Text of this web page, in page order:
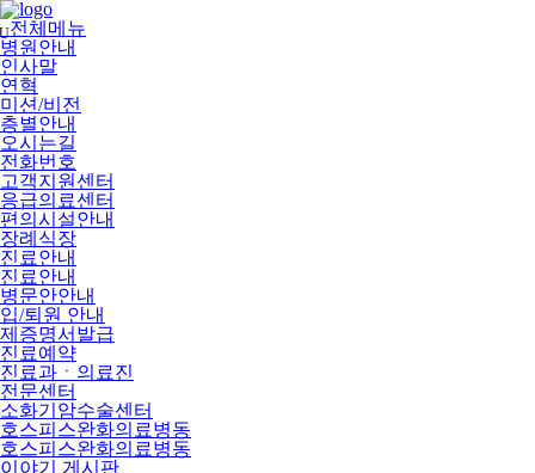
메
뉴
건
너
뛰
기
전체메뉴
병원안내
인사말
연혁
미션/비전
층별안내
오시는길
전화번호
고객지원센터
응급의료센터
편의시설안내
장례식장
진료안내
진료안내
병문안안내
입/퇴원 안내
제증명서발급
진료예약
진료과ㆍ의료진
전문센터
소화기암수술센터
호스피스완화의료병동
호스피스완화의료병동
이야기 게시판